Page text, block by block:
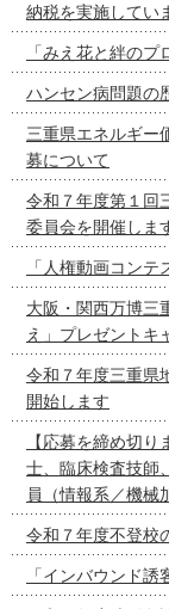
納税を実施してい
「みえ花と絆の
ハンセン病問題の
三重県エネルギー
募について
令和７年度第１回
委員会を開催しま
「人権動画コン
大阪・関西万博三
え」プレゼントキ
令和７年度三重県
開始します
【応募を締め切
士、臨床検査技師
員（情報系／機械
令和７年度不登校
「インバウンド